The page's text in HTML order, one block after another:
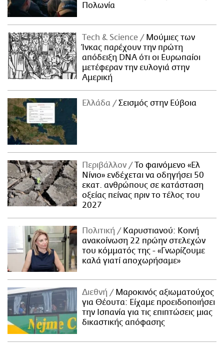
Πολωνία
Τech & Science
Μούμιες των
Ίνκας παρέχουν την πρώτη
απόδειξη DNA ότι οι Ευρωπαίοι
μετέφεραν την ευλογιά στην
Αμερική
Ελλάδα Σεισμός στην Εύβοια
Περιβάλλον
Το φαινόμενο «Ελ
Νίνιο» ενδέχεται να οδηγήσει 50
εκατ. ανθρώπους σε κατάσταση
οξείας πείνας πριν το τέλος του
2027
Πολιτική
Καρυστιανού: Κοινή
ανακοίνωση 22 πρώην στελεχών
του κόμματός της - «Γνωρίζουμε
καλά γιατί αποχωρήσαμε»
Διεθνή
Μαροκινός αξιωματούχος
για Θέουτα: Είχαμε προειδοποιήσει
την Ισπανία για τις επιπτώσεις μιας
δικαστικής απόφασης